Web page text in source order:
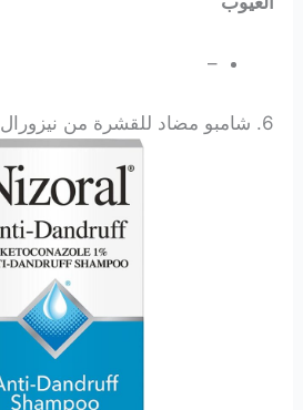
–
6. شامبو مضاد للقشرة من نيزورال